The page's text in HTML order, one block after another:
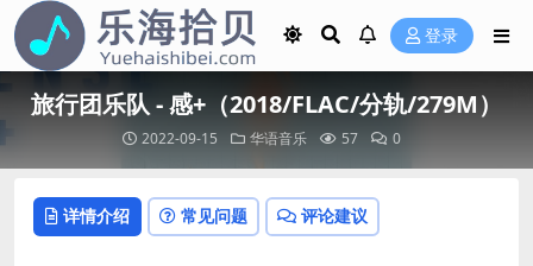
登录
旅行团乐队 - 感+（2018/FLAC/分轨/279M）
2022-09-15 华语音乐 57 0
详情介绍 常见问题 评论建议